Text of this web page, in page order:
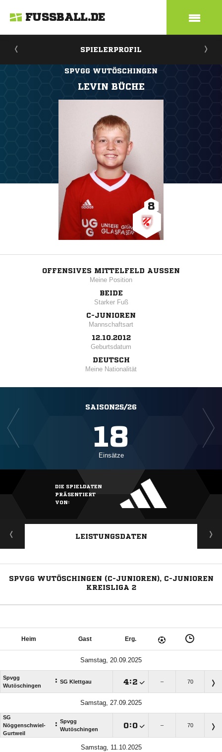
FUSSBALL.DE
SPIELERPROFIL
SPVGG WUTÖSCHINGEN
LEVIN BÜCHE
8
OFFENSIVES MITTELFELD AUSSEN
Meine Position
BEIDE
Starker Fuß
C-JUNIOREN
Mannschaftsart
12.10.2012
Geburtsdatum
DEUTSCH
Meine Nationalität
SAISON25/26
18
Einsätze
DIE SPIELDATEN
PRÄSENTIERT
VON:
LEISTUNGSDATEN
SPVGG WUTÖSCHINGEN (C-JUNIOREN), C-JUNIOREN
KREISLIGA 2
Heim Gast Erg.
Samstag, 20.09.2025
Spvgg
Wutöschingen
: SG Klettgau : – 70
Samstag, 27.09.2025
SG
Nöggenschwiel-
Gurtweil
: Spvgg
Wutöschingen
: – 70
Samstag, 11.10.2025